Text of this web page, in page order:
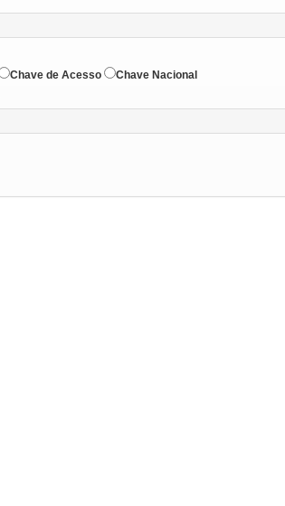
Chave de Acesso
Chave Nacional